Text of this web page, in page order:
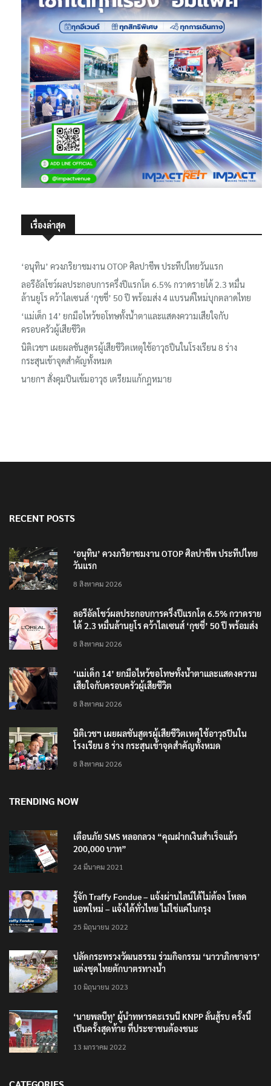
‘อนุทิน’ ควงภริยาชมงาน OTOP ศิลปาชีพ ประทีปไทยวันแรก
ลอรีอัลโชว์ผลประกอบการครึ่งปีแรกโต 6.5% กวาดรายได้ 2.3 หมื่น
ล้านยูโร คว้าไลเซนส์ ‘กุชชี่’ 50 ปี พร้อมส่ง 4 แบรนด์ใหม่บุกตลาดไทย
‘แม่เด็ก 14’ ยกมือไหว้ขอโทษทั้งน้ำตาและแสดงความเสียใจกับ
ครอบครัวผู้เสียชีวิต
นิติเวชฯ เผยผลชันสูตรผู้เสียชีวิตเหตุใช้อาวุธปืนในโรงเรียน 8 ร่าง
กระสุนเข้าจุดสำคัญทั้งหมด
‘อนุทิน’ ควงภริยาชมงาน OTOP ศิลปาชีพ ประทีปไทย
8 สิงหาคม 2026
ลอรีอัลโชว์ผลประกอบการครึ่งปีแรกโต 6.5% กวาดราย
8 สิงหาคม 2026
‘แม่เด็ก 14’ ยกมือไหว้ขอโทษทั้งน้ำตาและแสดงความ
8 สิงหาคม 2026
นิติเวชฯ เผยผลชันสูตรผู้เสียชีวิตเหตุใช้อาวุธปืนใน
เตือนภัย SMS หลอกลวง “คุณฝากเงินสำเร็จแล้ว
24 มีนาคม 2021
รู้จัก Traffy Fondue – แจ้งผ่านไลน์ได้ไม่ต้อง โหลด
แอพใหม่ – แจ้งได้ทั่วไทย ไม่ใช่แค่ในกรุง
25 มิถุนายน 2022
ปลัดกระทรวงวัฒนธรรม ร่วมกิจกรรม ‘นาวาภิกขาจาร’
แต่งชุดไทยตักบาตรทางน้ำ
10 มิถุนายน 2023